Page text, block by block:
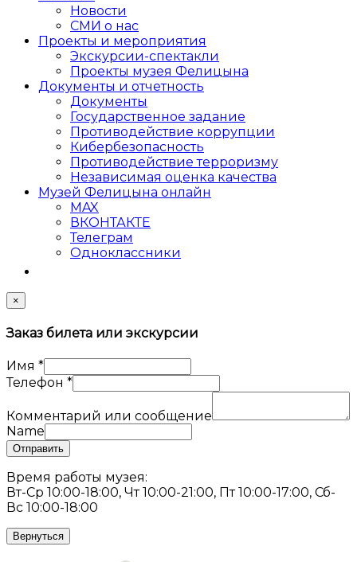
Новости
СМИ о нас
Проекты и мероприятия
Экскурсии-спектакли
Проекты музея Фелицына
Документы и отчетность
Документы
Государственное задание
Противодействие коррупции
Кибер­безопасность
Противодействие терроризму
Независимая оценка качества
Музей Фелицына онлайн
MAX
ВКОНТАКТЕ
Телеграм
Одноклассники
×
Заказ билета или экскурсии
Имя *
Телефон *
Комментарий или сообщение
Name
Отправить
Время работы музея:
Вт-Ср 10:00-18:00, Чт 10:00-21:00, Пт 10:00-17:00, Сб-
Вс 10:00-18:00
Вернуться